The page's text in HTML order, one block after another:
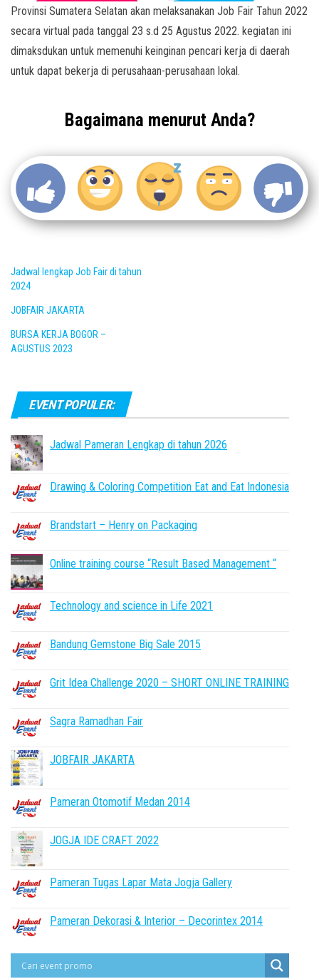
Provinsi Sumatera Selatan akan melaksanakan Job Fair Tahun 2022
secara virtual pada tanggal 23 s.d 25 Agustus 2022. kegiatan ini
dimaksdukan untuk memenuhi keinginan pencari kerja di daerah
untuk dapat bekerja di perusahaan-perusahaan lokal.
Bagaimana menurut Anda?
Jadwal lengkap Job Fair di tahun
2024
JOBFAIR JAKARTA
BURSA KERJA BOGOR –
AGUSTUS 2023
EVENT POPULER:
Jadwal Pameran Lengkap di tahun 2026
Drawing & Coloring Competition Eat and Eat Indonesia
Brandstart – Henry on Packaging
Online training course “Result Based Management “
Technology and science in Life 2021
Bandung Gemstone Big Sale 2015
Grit Idea Challenge 2020 – SHORT ONLINE TRAINING
Sagra Ramadhan Fair
JOBFAIR JAKARTA
Pameran Otomotif Medan 2014
JOGJA IDE CRAFT 2022
Pameran Tugas Lapar Mata Jogja Gallery
Pameran Dekorasi & Interior – Decorintex 2014